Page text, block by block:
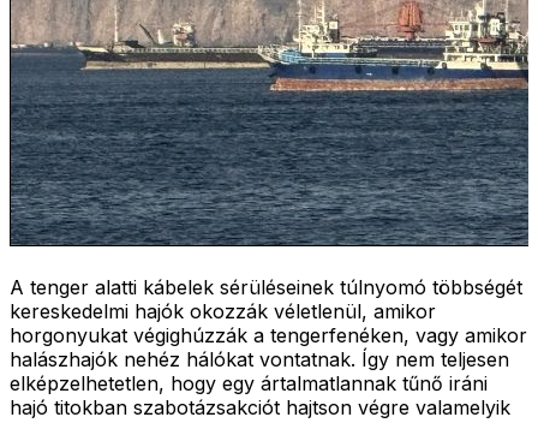
A tenger alatti kábelek sérüléseinek túlnyomó többségét
kereskedelmi hajók okozzák véletlenül, amikor
horgonyukat végighúzzák a tengerfenéken, vagy amikor
halászhajók nehéz hálókat vontatnak. Így nem teljesen
elképzelhetetlen, hogy egy ártalmatlannak tűnő iráni
hajó titokban szabotázsakciót hajtson végre valamelyik